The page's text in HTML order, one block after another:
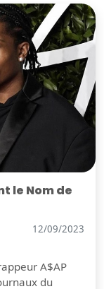
le Nom de
12/09/2023
A$AP
du